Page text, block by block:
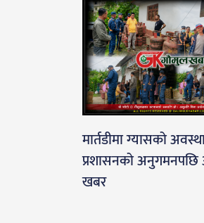
मार्तडीमा ग्यासको
प्रशासनको
खबर